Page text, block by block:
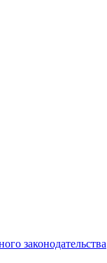
законодательства